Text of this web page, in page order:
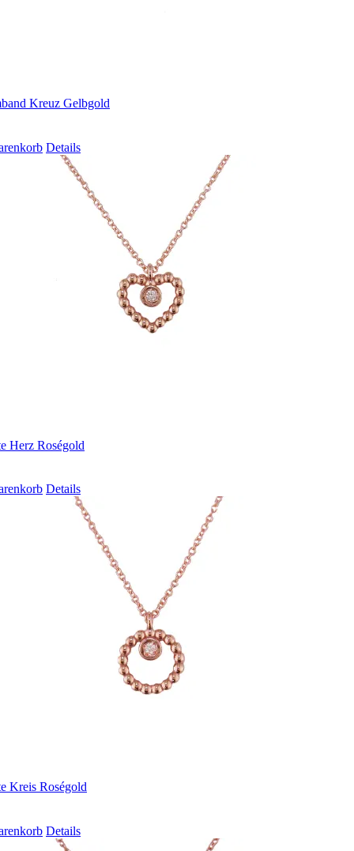
Kreuz Gelbgold
Details
Herz Roségold
Details
Kreis Roségold
Details